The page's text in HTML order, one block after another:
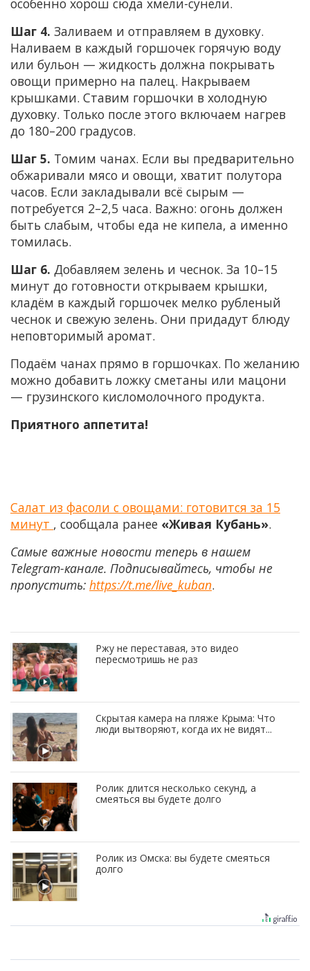
особенно хорош сюда хмели-сунели.
Шаг 4. Заливаем и отправляем в духовку.
Наливаем в каждый горшочек горячую воду
или бульон — жидкость должна покрывать
овощи примерно на палец. Накрываем
крышками. Ставим горшочки в холодную
духовку. Только после этого включаем нагрев
до 180–200 градусов.
Шаг 5. Томим чанах. Если вы предварительно
обжаривали мясо и овощи, хватит полутора
часов. Если закладывали всё сырым —
потребуется 2–2,5 часа. Важно: огонь должен
быть слабым, чтобы еда не кипела, а именно
томилась.
Шаг 6. Добавляем зелень и чеснок. За 10–15
минут до готовности открываем крышки,
кладём в каждый горшочек мелко рубленый
чеснок и свежую зелень. Они придадут блюду
неповторимый аромат.
Подаём чанах прямо в горшочках. По желанию
можно добавить ложку сметаны или мацони
— грузинского кисломолочного продукта.
Приятного аппетита!
Салат из фасоли с овощами: готовится за 15
минут , сообщала ранее «Живая Кубань».
Самые важные новости теперь в нашем
Telegram-канале. Подписывайтесь, чтобы не
пропустить: https://t.me/live_kuban.
Ржу не переставая, это видео
пересмотришь не раз
Скрытая камера на пляже Крыма: Что
люди вытворяют, когда их не видят...
Ролик длится несколько секунд, а
смеяться вы будете долго
Ролик из Омска: вы будете смеяться
долго